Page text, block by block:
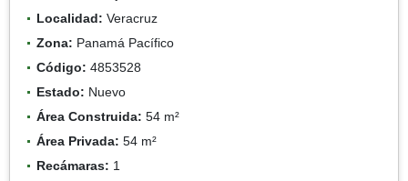
Localidad: Veracruz
Zona: Panamá Pacífico
Código: 4853528
Estado: Nuevo
Área Construida: 54 m²
Área Privada: 54 m²
Recámaras: 1